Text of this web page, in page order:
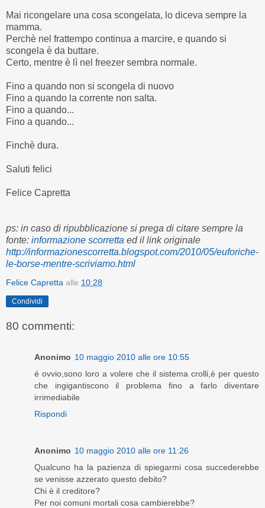
Mai ricongelare una cosa scongelata, lo diceva sempre la
mamma.
Perchè nel frattempo continua a marcire, e quando si
scongela è da buttare.
Certo, mentre è lì nel freezer sembra normale.
Fino a quando non si scongela di nuovo
Fino a quando la corrente non salta.
Fino a quando...
Fino a quando...
Finchè dura.
Saluti felici
Felice Capretta
ps: in caso di ripubblicazione si prega di citare sempre la
fonte: informazione scorretta ed il link originale
http://informazionescorretta.blogspot.com/2010/05/euforiche-
le-borse-mentre-scriviamo.html
Felice Capretta alle 10:28
Condividi
80 commenti:
Anonimo 10 maggio 2010 alle ore 10:55
é ovvio,sono loro a volere che il sistema crolli,è per questo
che ingigantiscono il problema fino a farlo diventare
irrimediabile
Rispondi
Anonimo 10 maggio 2010 alle ore 11:26
Qualcuno ha la pazienza di spiegarmi cosa succederebbe
se venisse azzerato questo debito?
Chi è il creditore?
Per noi comuni mortali cosa cambierebbe?